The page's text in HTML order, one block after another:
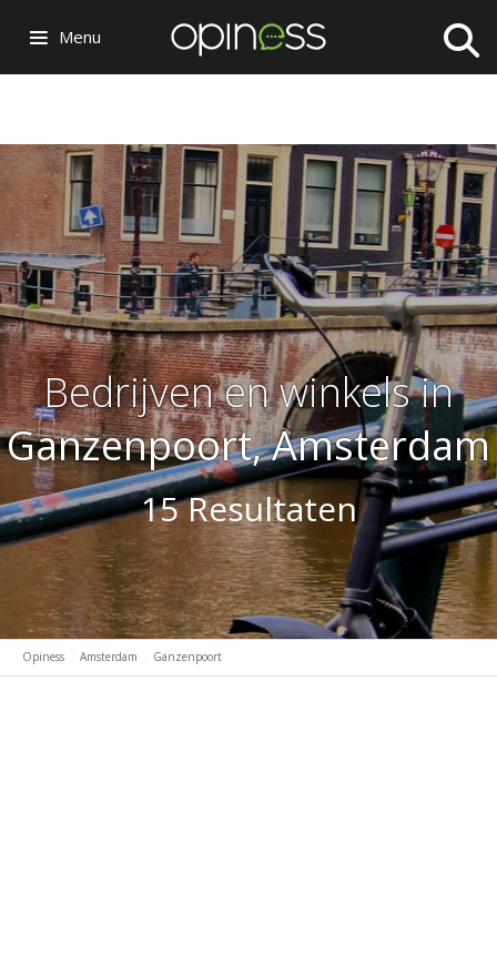
Bedrijven en winkels in
Ganzenpoort, Amsterdam
15 Resultaten
Menu
Opiness Amsterdam Ganzenpoort